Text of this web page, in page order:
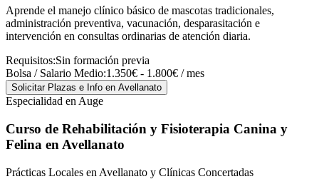
Aprende el manejo clínico básico de mascotas tradicionales,
administración preventiva, vacunación, desparasitación e
intervención en consultas ordinarias de atención diaria.
Requisitos:Sin formación previa
Bolsa / Salario Medio:1.350€ - 1.800€ / mes
Solicitar Plazas e Info en Avellanato
Especialidad en Auge
Curso de Rehabilitación y Fisioterapia Canina y
Felina en Avellanato
Prácticas Locales en Avellanato y Clínicas Concertadas